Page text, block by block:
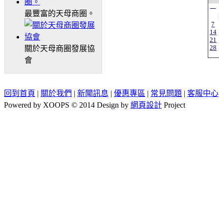
最豐富的天母商圈。
關於天母商圈發展協
會
一
7
14
21
28
回到首頁 | 關於我們 | 新聞訊息 | 優惠專區 | 常見問題 | 客服中心
Powered by XOOPS © 2014 Design by 網頁設計 Project